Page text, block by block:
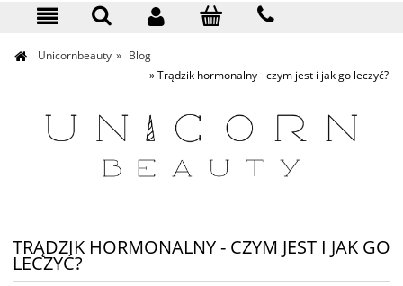
Unicornbeauty » Blog
»Trądzik hormonalny - czym jest i jak go leczyć?
TRĄDZIK HORMONALNY - CZYM JEST I JAK GO
LECZYĆ?